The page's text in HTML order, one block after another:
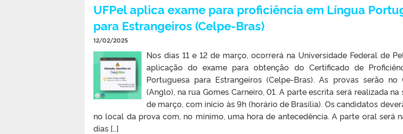
UFPel aplica exame para proficiência em Língua
para Estrangeiros (Celpe-Bras)
12/02/2025
Nos dias 11 e 12 de março, ocorrerá na Universidade Federal de
aplicação do exame para obtenção do Certificado de
Portuguesa para Estrangeiros (Celpe-Bras). As provas serão no
(Anglo), na rua Gomes Carneiro, 01. A parte escrita será realizada na
de março, com início às 9h (horário de Brasília). Os candidatos
no local da prova com, no mínimo, uma hora de antecedência. A parte oral será
dias […]